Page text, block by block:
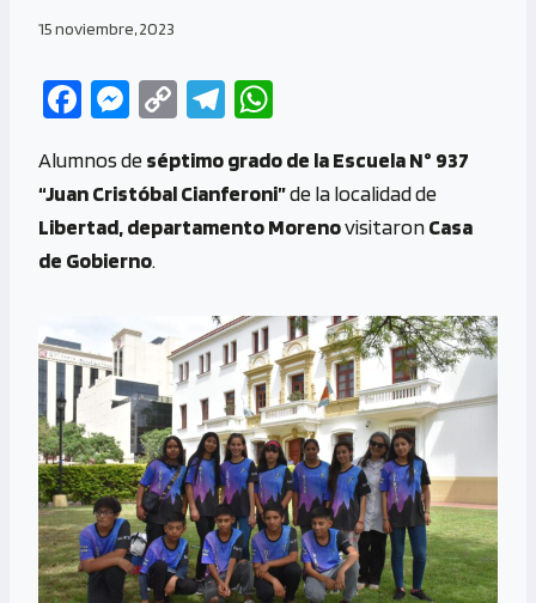
15 noviembre, 2023
Fa
b
o
o
M
se
n
g
C
py
Li
Te
gr
a
at
s
p
Alumnos deséptimo grado de la Escuela N° 937
“Juan Cristóbal Cianferoni”de la localidad de
Libertad, departamento MorenovisitaronCasa
de Gobierno.